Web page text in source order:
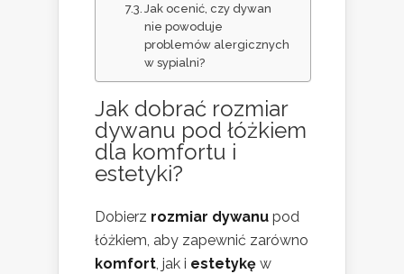
Jak ocenić, czy dywan
nie powoduje
problemów alergicznych
w sypialni?
Jak dobrać rozmiar
dywanu pod łóżkiem
dla komfortu i
estetyki?
Dobierz rozmiar dywanu pod
łóżkiem, aby zapewnić zarówno
komfort, jak i estetykę w